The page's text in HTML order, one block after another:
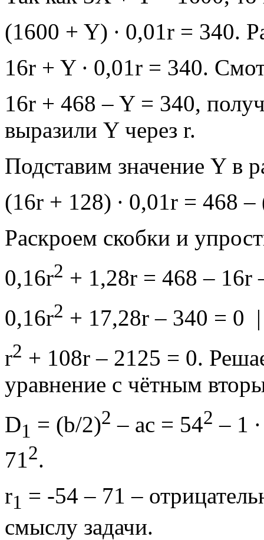
(1600 + Y) ∙ 0,01r = 340.
16r + Y ∙ 0,01r = 340.
16r + 468 – Y = 340,
выразили Y через r.
Подставим значение Y в
(16r + 128) ∙ 0,01r = 468
Раскроем скобки и
0,16r2 + 1,28r = 468 – 16r
0,16r2 + 17,28r – 340 = 0
r2 + 108r – 2125 = 0.
уравнение с чётным
D1 = (b/2)2 – ac = 542 – 1
712.
r1 = -54 – 71 –
смыслу задачи.